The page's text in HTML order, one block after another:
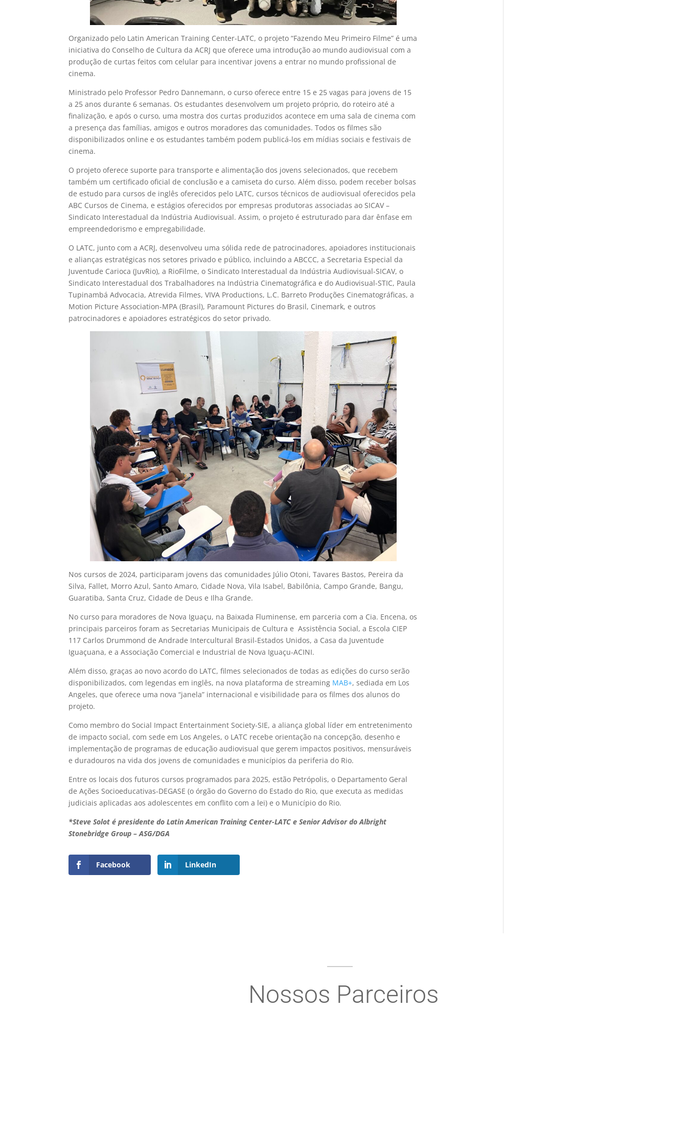
Organizado pelo Latin American Training Center-LATC, o projeto “Fazendo Meu Primeiro Filme” é uma
iniciativa do Conselho de Cultura da ACRJ que oferece uma introdução ao mundo audiovisual com a
produção de curtas feitos com celular para incentivar jovens a entrar no mundo profissional de
cinema.
Ministrado pelo Professor Pedro Dannemann, o curso oferece entre 15 e 25 vagas para jovens de 15
a 25 anos durante 6 semanas. Os estudantes desenvolvem um projeto próprio, do roteiro até a
finalização, e após o curso, uma mostra dos curtas produzidos acontece em uma sala de cinema com
a presença das famílias, amigos e outros moradores das comunidades. Todos os filmes são
disponibilizados online e os estudantes também podem publicá-los em mídias sociais e festivais de
cinema.
O projeto oferece suporte para transporte e alimentação dos jovens selecionados, que recebem
também um certificado oficial de conclusão e a camiseta do curso. Além disso, podem receber bolsas
de estudo para cursos de inglês oferecidos pelo LATC, cursos técnicos de audiovisual oferecidos pela
ABC Cursos de Cinema, e estágios oferecidos por empresas produtoras associadas ao SICAV –
Sindicato Interestadual da Indústria Audiovisual. Assim, o projeto é estruturado para dar ênfase em
empreendedorismo e empregabilidade.
O LATC, junto com a ACRJ, desenvolveu uma sólida rede de patrocinadores, apoiadores institucionais
e alianças estratégicas nos setores privado e público, incluindo a ABCCC, a Secretaria Especial da
Juventude Carioca (JuvRio), a RioFilme, o Sindicato Interestadual da Indústria Audiovisual-SICAV, o
Sindicato Interestadual dos Trabalhadores na Indústria Cinematográfica e do Audiovisual-STIC, Paula
Tupinambá Advocacia, Atrevida Filmes, VIVA Productions, L.C. Barreto Produções Cinematográficas, a
Motion Picture Association-MPA (Brasil), Paramount Pictures do Brasil, Cinemark, e outros
patrocinadores e apoiadores estratégicos do setor privado.
Nos cursos de 2024, participaram jovens das comunidades Júlio Otoni, Tavares Bastos, Pereira da
Silva, Fallet, Morro Azul, Santo Amaro, Cidade Nova, Vila Isabel, Babilônia, Campo Grande, Bangu,
Guaratiba, Santa Cruz, Cidade de Deus e Ilha Grande.
No curso para moradores de Nova Iguaçu, na Baixada Fluminense, em parceria com a Cia. Encena, os
principais parceiros foram as Secretarias Municipais de Cultura e Assistência Social, a Escola CIEP
117 Carlos Drummond de Andrade Intercultural Brasil-Estados Unidos, a Casa da Juventude
Iguaçuana, e a Associação Comercial e Industrial de Nova Iguaçu-ACINI.
Além disso, graças ao novo acordo do LATC, filmes selecionados de todas as edições do curso serão
disponibilizados, com legendas em inglês, na nova plataforma de streaming MAB+, sediada em Los
Angeles, que oferece uma nova “janela” internacional e visibilidade para os filmes dos alunos do
projeto.
Como membro do Social Impact Entertainment Society-SIE, a aliança global líder em entretenimento
de impacto social, com sede em Los Angeles, o LATC recebe orientação na concepção, desenho e
implementação de programas de educação audiovisual que gerem impactos positivos, mensuráveis
e duradouros na vida dos jovens de comunidades e municípios da periferia do Rio.
Entre os locais dos futuros cursos programados para 2025, estão Petrópolis, o Departamento Geral
de Ações Socioeducativas-DEGASE (o órgão do Governo do Estado do Rio, que executa as medidas
judiciais aplicadas aos adolescentes em conflito com a lei) e o Município do Rio.
*Steve Solot é presidente do Latin American Training Center-LATC e Senior Advisor do Albright
Stonebridge Group – ASG/DGA
Facebook LinkedIn
Nossos Parceiros